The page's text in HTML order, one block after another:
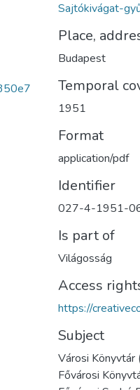
Sajtókivágat-
Place,
Budapest
Temporal
1951
Format
application/pdf
Identifier
027-4-1951-
Is part of
Világosság
Access
https://
Subject
Városi Könyvtár
Fővárosi